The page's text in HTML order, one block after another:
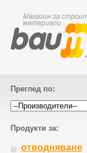
Преглед по:
Продукти за:
отводняване